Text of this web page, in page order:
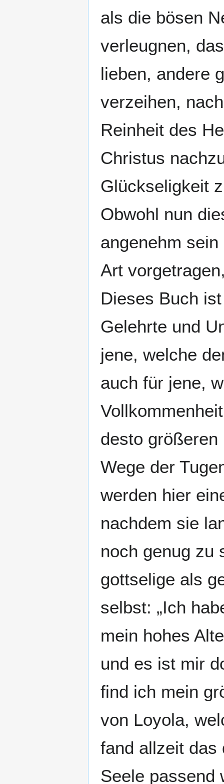
als die bösen
verleugnen,
lieben, andere
verzeihen,
Reinheit des
Christus
Glückseligkeit
Obwohl nun
angenehm
Art
Dieses Buch
Gelehrte und
jene, welche
auch für jene,
desto
Wege der
werden hier
nachdem sie
noch genug zu
gottselige als
selbst: „Ich
mein hohes
und es ist mir
find ich mein
von Loyola,
fand allzeit das
Seele passend